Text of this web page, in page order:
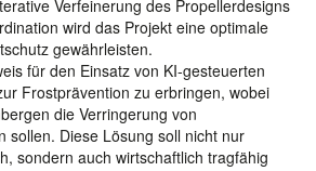
Verfeinerung des Propellerdesigns
wird das Projekt eine optimale
gewährleisten.
für den Einsatz von KI-gesteuerten
Frostprävention zu erbringen, wobei
die Verringerung von
sollen. Diese Lösung soll nicht nur
sondern auch wirtschaftlich tragfähig